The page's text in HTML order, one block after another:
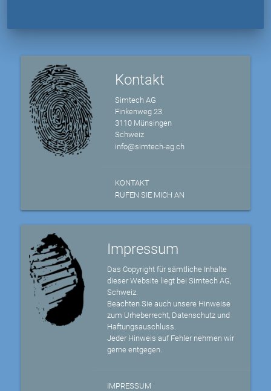
Kontakt
Simtech AG
Finkenweg 23
3110 Münsingen
Schweiz
info@simtech-ag.ch
KONTAKT
RUFEN SIE MICH AN
Impressum
Das Copyright für sämtliche Inhalte
dieser Website liegt bei Simtech AG,
Schweiz.
Beachten Sie auch unsere Hinweise
zum Urheberrecht, Datenschutz und
Haftungsauschluss.
Jeder Hinweis auf Fehler nehmen wir
gerne entgegen.
IMPRESSUM